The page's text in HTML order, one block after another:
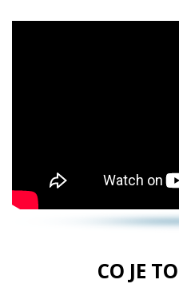
CO JE